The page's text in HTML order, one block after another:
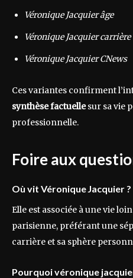
Véronique Jacquier âge
Véronique Jacquier carrière
Véronique Jacquier CNews
Ces variantes confirment
synthèse factuellesur sa vie
professionnelle.
Foire aux
Où vit Véronique Jacquier ?
Elle est associée à une vie
parisienne, préférant une
carrière et sa sphère
Pourquoi véronique